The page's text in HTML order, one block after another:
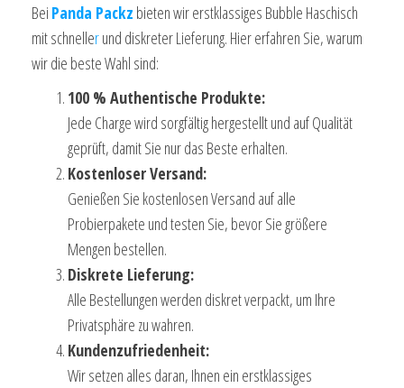
Bei Panda Packz bieten wir erstklassiges Bubble Haschisch
mit schnellerund diskreter Lieferung. Hier erfahren Sie, warum
wir die beste Wahl sind:
100 % Authentische Produkte:
Jede Charge wird sorgfältig hergestellt und auf Qualität
geprüft, damit Sie nur das Beste erhalten.
Kostenloser Versand:
Genießen Sie kostenlosen Versand auf alle
Probierpakete und testen Sie, bevor Sie größere
Mengen bestellen.
Diskrete Lieferung:
Alle Bestellungen werden diskret verpackt, um Ihre
Privatsphäre zu wahren.
Kundenzufriedenheit:
Wir setzen alles daran, Ihnen ein erstklassiges